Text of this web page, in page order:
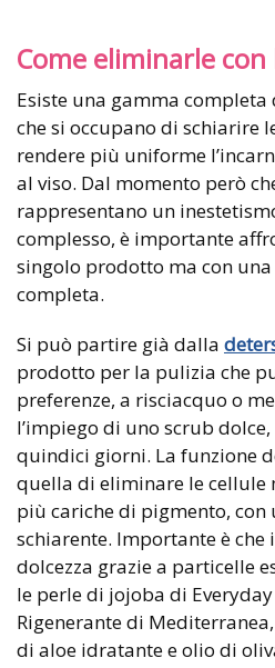
Come eliminarle con
Esiste una gamma
che si occupano di schiarire
rendere più uniforme
al viso. Dal momento però
rappresentano un
complesso, è importante
singolo prodotto ma con
completa.
Si può partire già dalla
prodotto per la pulizia che
preferenze, a risciacquo o
l’impiego di uno scrub
quindici giorni. La funzione
quella di eliminare le cellule
più cariche di pigmento, con
schiarente. Importante è
dolcezza grazie a particelle
le perle di jojoba di
Rigenerante di
di aloe idratante e olio di